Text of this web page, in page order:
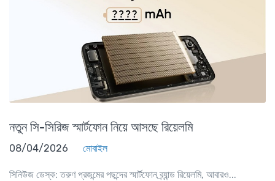
নতুন সি-সিরিজ স্মার্টফোন নিয়ে আসছে রিয়েলমি
08/04/2026 মোবাইল
সিনিউজ ডেস্ক: তরুণ প্রজন্মের পছন্দের স্মার্টফোন ব্র্যান্ড রিয়েলমি, আবারও...